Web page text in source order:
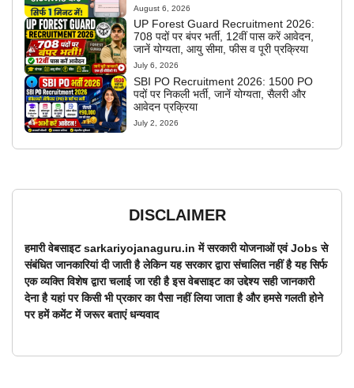
August 6, 2026
UP Forest Guard Recruitment 2026:
708 पदों पर बंपर भर्ती, 12वीं पास करें आवेदन,
जानें योग्यता, आयु सीमा, फीस व पूरी प्रक्रिया
July 6, 2026
SBI PO Recruitment 2026: 1500 PO
पदों पर निकली भर्ती, जानें योग्यता, सैलरी और
आवेदन प्रक्रिया
July 2, 2026
DISCLAIMER
हमारी वेबसाइट sarkariyojanaguru.in में सरकारी योजनाओं एवं Jobs से
संबंधित जानकारियां दी जाती है लेकिन यह सरकार द्वारा संचालित नहीं है यह सिर्फ
एक व्यक्ति विशेष द्वारा चलाई जा रही है इस वेबसाइट का उद्देश्य सही जानकारी
देना है यहां पर किसी भी प्रकार का पैसा नहीं लिया जाता है और हमसे गलती होने
पर हमें कमेंट में जरूर बताएं धन्यवाद